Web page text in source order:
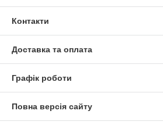
Контакти
Доставка та оплата
Графік роботи
Повна версія сайту